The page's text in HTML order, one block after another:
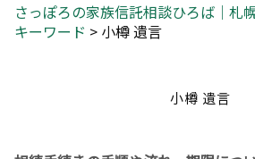
さっぽろの家族信託相談ひろば｜札
キーワード > 小樽 遺言
小樽 遺言